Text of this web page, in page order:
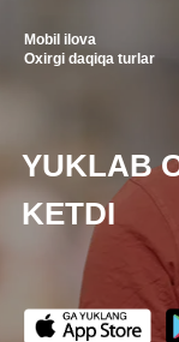
Mobil ilova
Oxirgi daqiqa turlar
YUKLAB
KETDI